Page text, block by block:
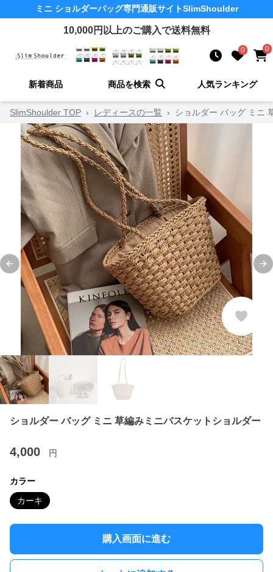
ミニ ショルダーバッグ専門通販サイトSlimShoulder
10,000円以上のご購入で送料無料
0 0
新着商品 商品を検索 人気ランキング
SlimShoulder TOP › レディースの一覧 › ショルダー バッグ ミニ
Previous slide
ショルダー バッグ ミニ 草編みミニバスケットショルダー
4,000 円
カラー
カーキ
購入画面に進む